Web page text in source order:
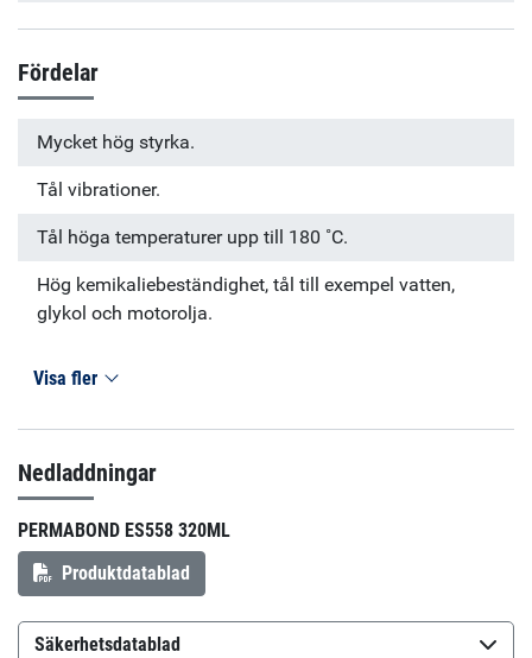
Fördelar
Mycket hög styrka.
Tål vibrationer.
Tål höga temperaturer upp till 180 ˚C.
Hög kemikaliebeständighet, tål till exempel vatten,
glykol och motorolja.
Visa fler
Nedladdningar
PERMABOND ES558 320ML
Produktdatablad
Säkerhetsdatablad